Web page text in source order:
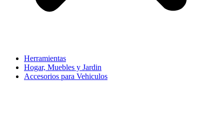
Herramientas
Hogar, Muebles y Jardin
Accesorios para Vehiculos